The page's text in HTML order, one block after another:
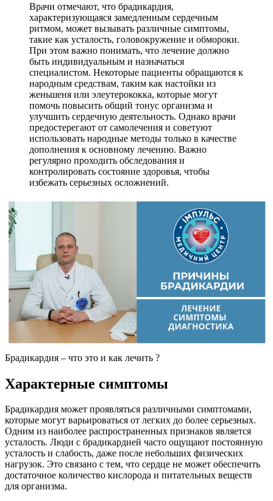
Врачи отмечают, что брадикардия,
характеризующаяся замедленным сердечным
ритмом, может вызывать различные симптомы,
такие как усталость, головокружение и обмороки.
При этом важно понимать, что лечение должно
быть индивидуальным и назначаться
специалистом. Некоторые пациенты обращаются к
народным средствам, таким как настойки из
женьшеня или элеутерококка, которые могут
помочь повысить общий тонус организма и
улучшить сердечную деятельность. Однако врачи
предостерегают от самолечения и советуют
использовать народные методы только в качестве
дополнения к основному лечению. Важно
регулярно проходить обследования и
контролировать состояние здоровья, чтобы
избежать серьезных осложнений.
Брадикардия – что это и как лечить ?
Характерные симптомы
Брадикардия может проявляться различными симптомами,
которые могут варьироваться от легких до более серьезных.
Одним из наиболее распространенных признаков является
усталость. Люди с брадикардией часто ощущают постоянную
усталость и слабость, даже после небольших физических
нагрузок. Это связано с тем, что сердце не может обеспечить
достаточное количество кислорода и питательных веществ
для организма.